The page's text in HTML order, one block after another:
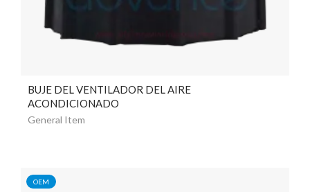
BUJE DEL VENTILADOR DEL AIRE
ACONDICIONADO
General Item
OEM